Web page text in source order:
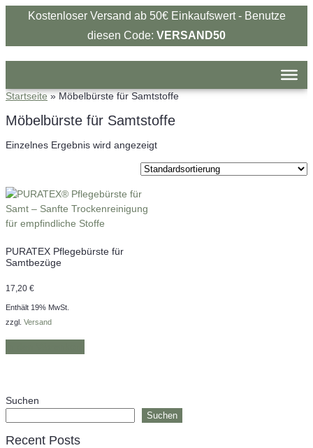
Kostenloser Versand ab 50€ Einkaufswert - Benutze
diesen Code: VERSAND50
Startseite»Möbelbürste für Samtstoffe
Möbelbürste für Samtstoffe
Einzelnes Ergebnis wird angezeigt
PURATEX Pflegebürste für
Samtbezüge
17,20 €
Enthält 19% MwSt.
zzgl. Versand
Suchen
Suchen
Recent Posts